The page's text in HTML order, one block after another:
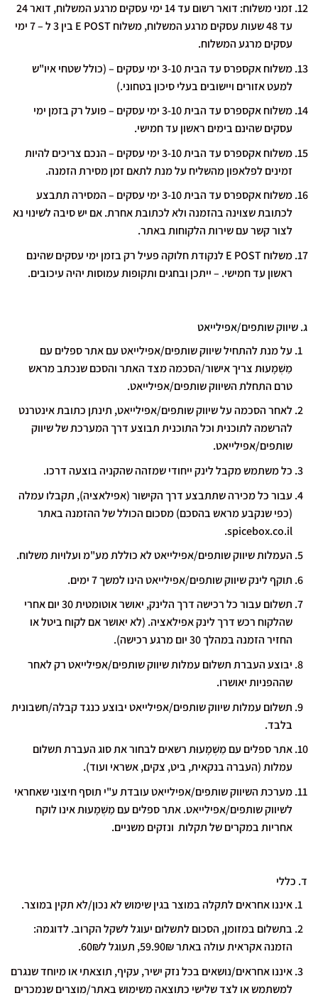
זמני משלוח: דואר רשום עד 14 ימי עסקים מרגע המשלוח, דואר 24
עד 48 שעות עסקים מרגע המשלוח, משלוח E POST בין 3 ל – 7 ימי
עסקים מרגע המשלוח.
משלוח אקספרס עד הבית 3-10 ימי עסקים – (כולל שטחי איו"ש
למעט אזורים ויישובים בעלי סיכון בטחוני.)
משלוח אקספרס עד הבית 3-10 ימי עסקים – פועל רק בזמן ימי
עסקים שהינם בימים ראשון עד חמישי.
משלוח אקספרס עד הבית 3-10 ימי עסקים – הנכם צריכים להיות
זמינים לפלאפון מהשליח על מנת לתאם זמן מסירת הזמנה.
משלוח אקספרס עד הבית 3-10 ימי עסקים – המסירה תתבצע
לכתובת שצוינה בהזמנה ולא לכתובת אחרת. אם יש סיבה לשינוי נא
לצור קשר עם שירות הלקוחות באתר.
משלוח E POST לנקודת חלוקה פעיל רק בזמן ימי עסקים שהינם
ראשון עד חמישי. – ייתכן ובחגים ותקופות עמוסות יהיה עיכובים.
ג. שיווק שותפים/אפילייאט
על מנת להתחיל שיווק שותפים/אפילייאט עם אתר ספלים עם
מַשְׁמָעוּת צריך אישור/הסכמה מצד האתר והסכם שנכתב מראש
טרם התחלת השיווק שותפים/אפילייאט.
לאחר הסכמה על שיווק שותפים/אפילייאט, תינתן כתובת אינטרנט
להרשמה לתוכנית וכל התוכנית תבוצע דרך המערכת של שיווק
שותפים/אפילייאט.
כל משתמש מקבל לינק ייחודי שמזהה שהקניה בוצעה דרכו.
עבור כל מכירה שתתבצע דרך הקישור (אפילאציה), תקבלו עמלה
(כפי שנקבע מראש בהסכם) מסכום הכולל של ההזמנה באתר
spicebox.co.il.
העמלות שיווק שותפים/אפילייאט לא כוללת מע"מ ועלויות משלוח.
תוקף לינק שיווק שותפים/אפילייאט הינו למשך 7 ימים.
תשלום עבור כל רכישה דרך הלינק, יאושר אוטומטית 30 יום אחרי
שהלקוח רכש דרך לינק אפילאציה. (לא יאושר אם לקוח ביטל או
החזיר הזמנה במהלך 30 יום מרגע רכישה).
יבוצע העברת תשלום עמלות שיווק שותפים/אפילייאט רק לאחר
שההפניות יאושרו.
תשלום עמלות שיווק שותפים/אפילייאט יבוצע כנגד קבלה/חשבונית
בלבד.
אתר ספלים עם מַשְׁמָעוּת רשאים לבחור את סוג העברת תשלום
עמלות (העברה בנקאית, ביט, צקים, אשראי ועוד).
מערכת השיווק שותפים/אפילייאט עובדת ע"י תוסף חיצוני שאחראי
לשיווק שותפים/אפילייאט. אתר ספלים עם מַשְׁמָעוּת אינו לוקח
אחריות במקרים של תקלות ונזקים משניים.
ד. כללי
איננו אחראים לתקלה במוצר בגין שימוש לא נכון/לא תקין במוצר.
בתשלום במזומן, הסכום לתשלום יעוגל לשקל הקרוב. לדוגמה:
הזמנה אקראית עולה באתר 59.90₪, תעוגל ל60₪.
איננו אחראים/נושאים בכל נזק ישיר, עקיף, תוצאתי או מיוחד שנגרם
למשתמש או לצד שלישי כתוצאה משימוש באתר/מוצרים שנמכרים